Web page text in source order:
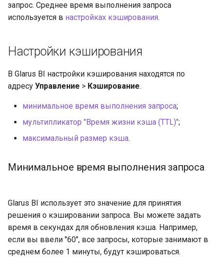
запрос. Среднее время выполнения запроса
используется в настройках кэширования.
Настройки кэширования
В Glarus BI настройки кэширования находятся по
адресу Управление > Кэширование.
минимальное время выполнения запроса;
мультипликатор "Время жизни кэша (TTL)";
максимальный размер кэша.
Минимальное время выполнения запроса
Glarus BI использует это значение для принятия
решения о кэшировании запроса. Вы можете задать
время в секундах для обновления кэша. Например,
если вы ввели "60", все запросы, которые занимают в
среднем более 1 минуты, будут кэшироваться.